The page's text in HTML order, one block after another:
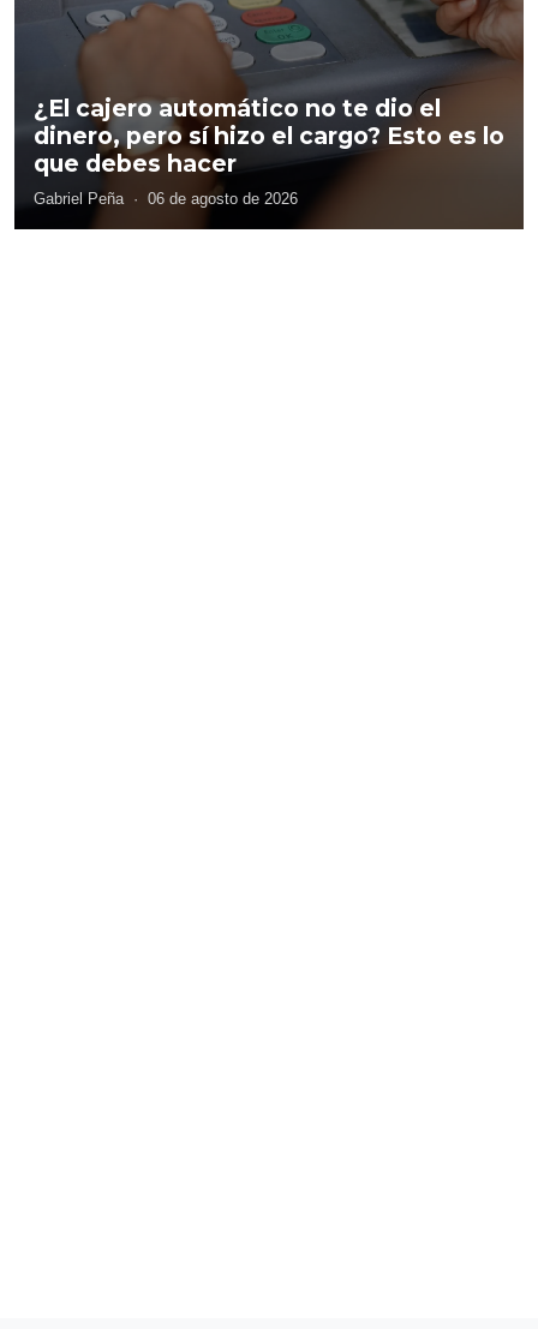
¿El cajero automático no te dio el
dinero, pero sí hizo el cargo? Esto es lo
que debes hacer
Gabriel Peña · 06 de agosto de 2026